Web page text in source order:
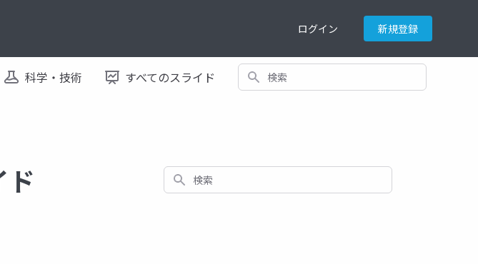
ログイン 新規登録
科学・技術 すべてのスライド 検索
ド 検索